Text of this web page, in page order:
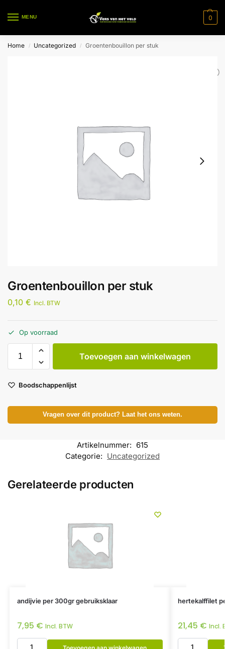
MENU 0
Home / Uncategorized / Groentenbouillon per stuk
Groentenbouillon per stuk
0,10 € Incl. BTW
Op voorraad
Toevoegen aan winkelwagen
Boodschappenlijst
Vragen over dit product? Laat het ons weten.
Artikelnummer: 615
Categorie: Uncategorized
Gerelateerde producten
andijvie per 300gr gebruiksklaar
7,95 € Incl. BTW
hertekalffilet
21,45 € Incl.